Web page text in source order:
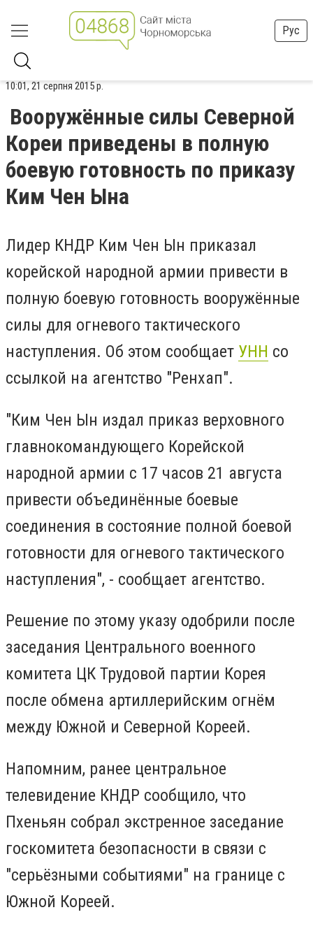
Рус
10:01, 21 серпня 2015 р.
Вооружённые силы Северной
Кореи приведены в полную
боевую готовность по приказу
Ким Чен Ына
Лидер КНДР Ким Чен Ын приказал
корейской народной армии привести в
полную боевую готовность вооружённые
силы для огневого тактического
наступления. Об этом сообщает УНН со
ссылкой на агентство "Ренхап".
"Ким Чен Ын издал приказ верховного
главнокомандующего Корейской
народной армии с 17 часов 21 августа
привести объединённые боевые
соединения в состояние полной боевой
готовности для огневого тактического
наступления", - сообщает агентство.
Решение по этому указу одобрили после
заседания Центрального военного
комитета ЦК Трудовой партии Корея
после обмена артиллерийским огнём
между Южной и Северной Кореей.
Напомним, ранее центральное
телевидение КНДР сообщило, что
Пхеньян собрал экстренное заседание
госкомитета безопасности в связи с
"серьёзными событиями" на границе с
Южной Кореей.